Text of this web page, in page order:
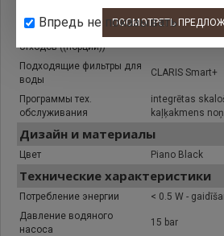
ПОСМОТРЕТЬ
Впредь не показывать
1.6 l
отходов ((порции))
16
Подходящие фильтры для
воды
CLARIS Smart+
Программы тех.
обслуживания
integrētas
kaļķakmens
Дизайн и материалы
Цвет Piano Black
Технические характеристики
Потребление энергии
< 0.5 W -
Давление водяного
насоса
15 bar